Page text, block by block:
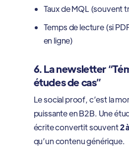
Taux de MQL (souvent
Temps de lecture (si
en ligne)
6. La newsletter
études de cas”
Le social proof, c’est la
puissante en B2B. Une
écrite convertit souvent2
qu’un contenu générique.